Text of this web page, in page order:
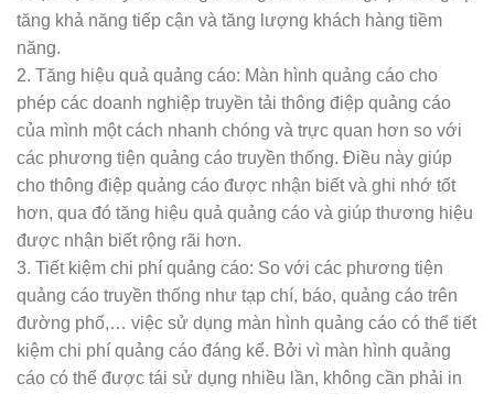
tăng khả năng tiếp cận và tăng lượng khách hàng tiềm
năng.
2. Tăng hiệu quả quảng cáo: Màn hình quảng cáo cho
phép các doanh nghiệp truyền tải thông điệp quảng cáo
của mình một cách nhanh chóng và trực quan hơn so với
các phương tiện quảng cáo truyền thống. Điều này giúp
cho thông điệp quảng cáo được nhận biết và ghi nhớ tốt
hơn, qua đó tăng hiệu quả quảng cáo và giúp thương hiệu
được nhận biết rộng rãi hơn.
3. Tiết kiệm chi phí quảng cáo: So với các phương tiện
quảng cáo truyền thống như tạp chí, báo, quảng cáo trên
đường phố,… việc sử dụng màn hình quảng cáo có thể tiết
kiệm chi phí quảng cáo đáng kể. Bởi vì màn hình quảng
cáo có thể được tái sử dụng nhiều lần, không cần phải in